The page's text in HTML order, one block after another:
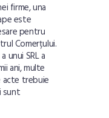
firme, una
este
pentru
Comerțului.
unui SRL a
ani, multe
acte trebuie
sunt